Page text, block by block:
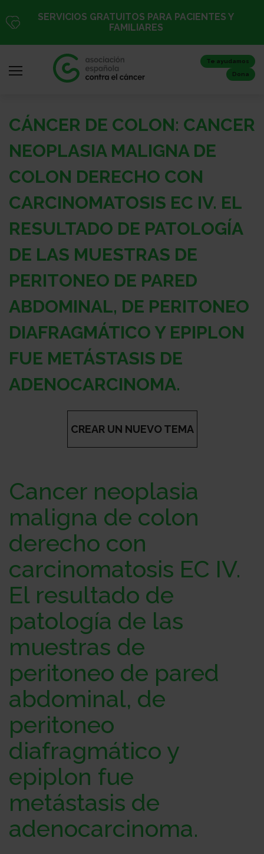
al
SERVICIOS GRATUITOS PARA PACIENTES Y
FAMILIARES
Te ayudamos
Dona
Iniciar
Registro
Inicio
Sobre
nosotros
Colabora
Todo
cancer
Transparencia
Trabaja
con
nosotros
Sala
de
prensa
Observatorio
Actualidad
Apoyo
psicológico
Atención
social
Orientación
Médico
Acompañamiento
CÁNCER DE COLON: CANCER
NEOPLASIA MALIGNA DE
COLON DERECHO CON
CARCINOMATOSIS EC IV. EL
RESULTADO DE PATOLOGÍA
DE LAS MUESTRAS DE
PERITONEO DE PARED
ABDOMINAL, DE PERITONEO
DIAFRAGMÁTICO Y EPIPLON
FUE METÁSTASIS DE
ADENOCARCINOMA.
CREAR UN NUEVO TEMA
Cancer neoplasia
maligna de colon
derecho con
carcinomatosis EC IV.
El resultado de
patología de las
muestras de
peritoneo de pared
abdominal, de
peritoneo
diafragmático y
epiplon fue
metástasis de
adenocarcinoma.